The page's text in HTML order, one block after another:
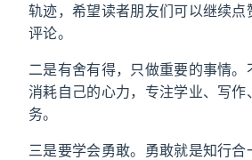
轨迹，希望读者朋友们可以继续点
评论。
二是有舍有得，只做重要的事情
消耗自己的心力，专注学业、写作
务。
三是要学会勇敢。勇敢就是知行合